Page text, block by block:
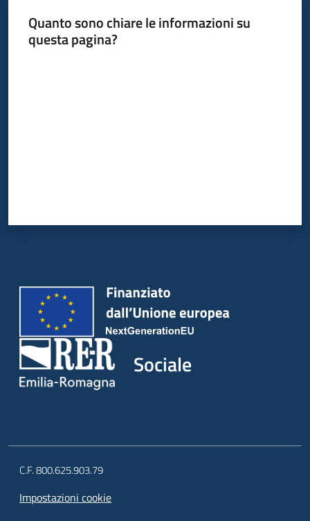
Quanto sono chiare le informazioni su
questa pagina?
Sociale
C.F. 800.625.903.79
Impostazioni cookie